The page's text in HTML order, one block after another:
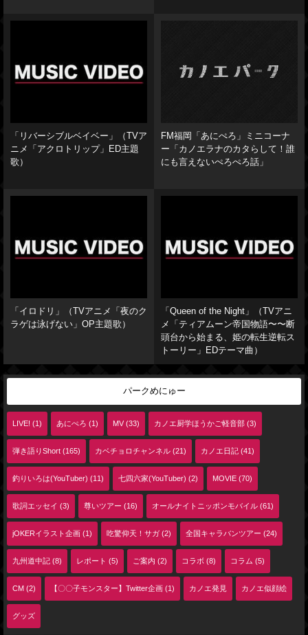
「リバーシブルベイベー」（TVア
ニメ「アクロトリップ」ED主題
歌）
FM福岡「あにぺろ」ミニコーナ
ー「カノエラナのカタらして！誰
にも言えないぺろぺろ話」
「イロドリ」（TVアニメ「夜のク
ラゲは泳げない」OP主題歌）
「Queen of the Night」（TVアニ
メ「ティアムーン帝国物語〜〜断
頭台から始まる、姫の転生逆転ス
トーリー」EDテーマ曲）
パークめにゅー
LIVE! (1) あにぺろ (1) MV (33) カノエ厨学ほうかご軽音部 (3)
弾き語りShort (165) カベチョロチャンネル (21) カノエ日記 (41)
釣りいろは(YouTuber) (11) 七四六家(YouTuber) (2) MOVIE (70)
歌詞エッセイ (3) 尊いツアー (16) オールナイトニッポンモバイル (61)
jOKERイラスト企画 (1) 吃驚仰天！サガ (2) 全国キャラバンツアー (24)
九州道中記 (8) レポート (5) ご案内 (2) コラボ (8) コラム (5)
CM (2) 【〇〇子モンスター】Twitter企画 (1) カノエ発見 カノエ似顔絵
グッズ